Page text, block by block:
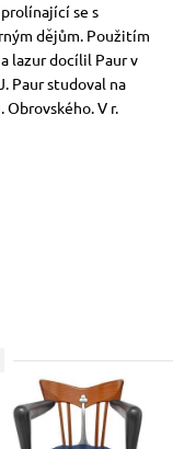
se s
dějům. Použitím
lazur docílil Paur v
Paur studoval na
V r.